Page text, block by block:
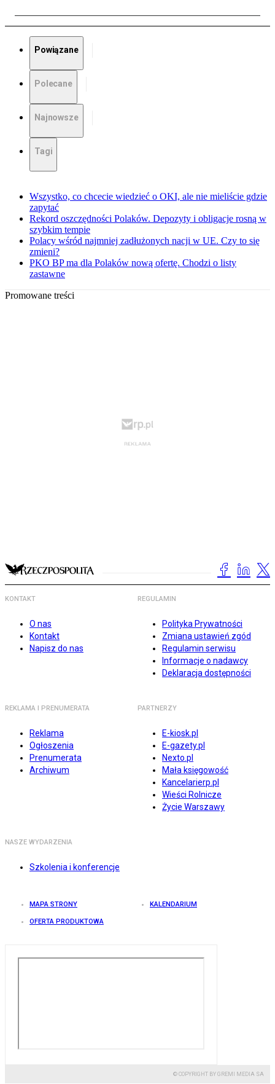
Powiązane
Polecane
Najnowsze
Tagi
Wszystko, co chcecie wiedzieć o OKI, ale nie mieliście gdzie
zapytać
Rekord oszczędności Polaków. Depozyty i obligacje rosną w
szybkim tempie
Polacy wśród najmniej zadłużonych nacji w UE. Czy to się
zmieni?
PKO BP ma dla Polaków nową ofertę. Chodzi o listy
zastawne
Promowane treści
KONTAKT
O nas
Kontakt
Napisz do nas
REGULAMIN
Polityka Prywatności
Zmiana ustawień zgód
Regulamin serwisu
Informacje o nadawcy
Deklaracja dostępności
REKLAMA I PRENUMERATA
Reklama
Ogłoszenia
Prenumerata
Archiwum
PARTNERZY
E-kiosk.pl
E-gazety.pl
Nexto.pl
Mała księgowość
Kancelarierp.pl
Wieści Rolnicze
Życie Warszawy
NASZE WYDARZENIA
Szkolenia i konferencje
MAPA STRONY KALENDARIUM
OFERTA PRODUKTOWA
© COPYRIGHT BY GREMI MEDIA SA